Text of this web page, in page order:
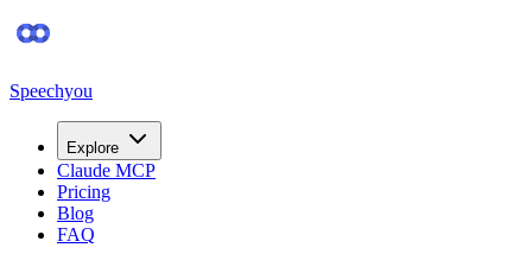
Speechyou
Explore
Claude MCP
Pricing
Blog
FAQ